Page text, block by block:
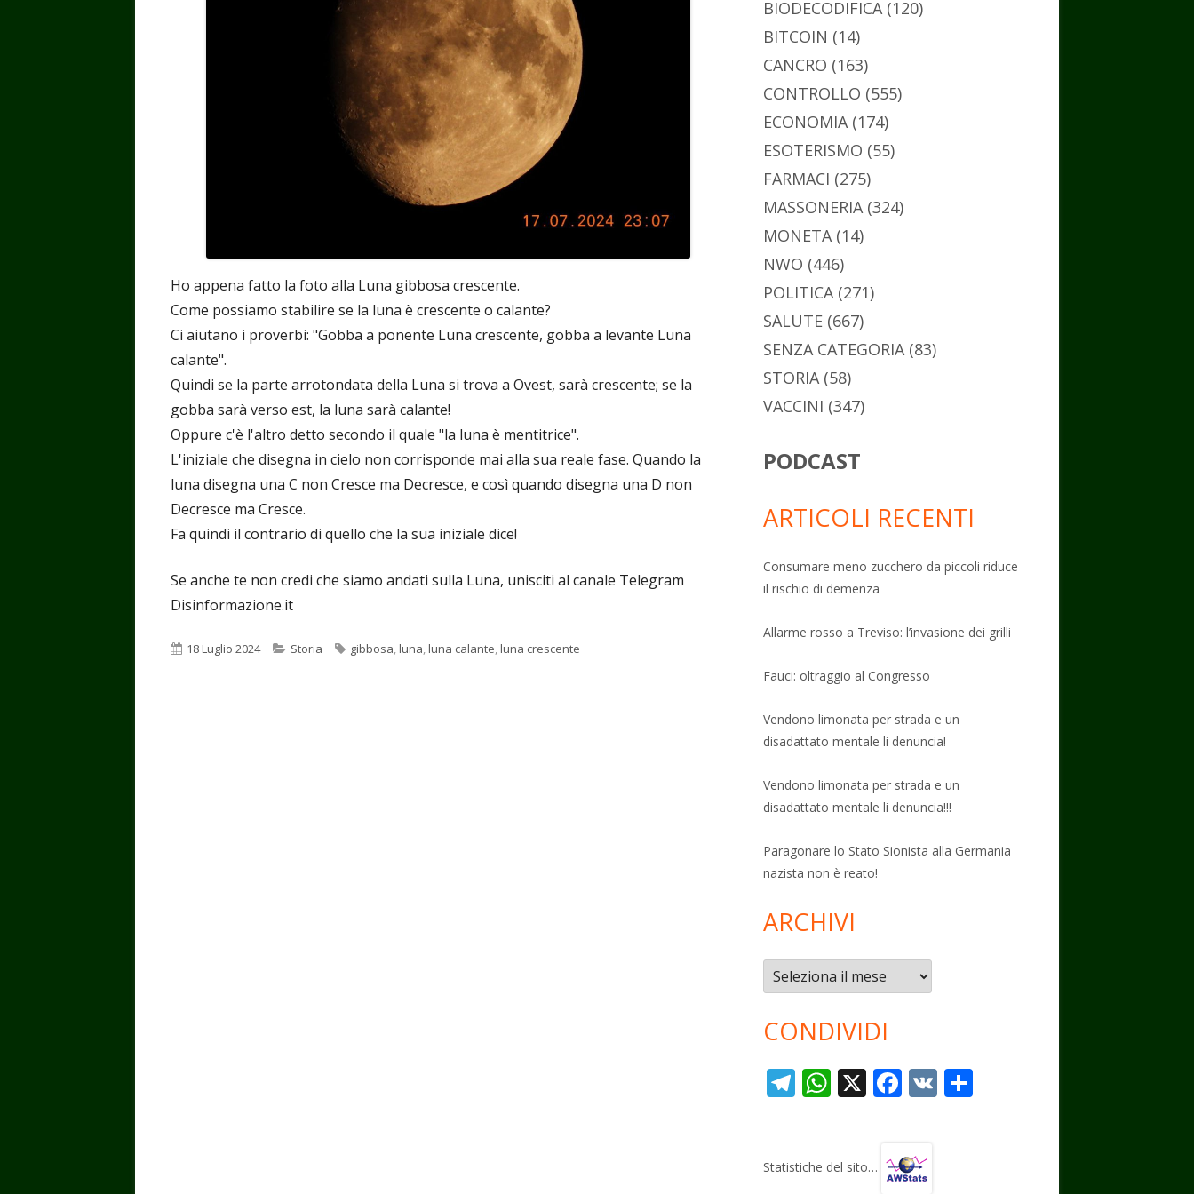
Ho appena fatto la foto alla Luna gibbosa crescente.
Come possiamo stabilire se la luna è crescente o calante?
Ci aiutano i proverbi: "Gobba a ponente Luna crescente, gobba a levante Luna
calante".
Quindi se la parte arrotondata della Luna si trova a Ovest, sarà crescente; se la
gobba sarà verso est, la luna sarà calante!
Oppure c'è l'altro detto secondo il quale "la luna è mentitrice".
L'iniziale che disegna in cielo non corrisponde mai alla sua reale fase. Quando la
luna disegna una C non Cresce ma Decresce, e così quando disegna una D non
Decresce ma Cresce.
Fa quindi il contrario di quello che la sua iniziale dice!
Se anche te non credi che siamo andati sulla Luna, unisciti al canale Telegram
Disinformazione.it
Pubblicato
18 Luglio 2024 Categorie
Storia Tag
gibbosa,luna,luna calante,luna crescente
BIODECODIFICA(120)
BITCOIN (14)
CANCRO (163)
CONTROLLO (555)
ECONOMIA(174)
ESOTERISMO (55)
FARMACI (275)
MASSONERIA(324)
MONETA(14)
NWO (446)
POLITICA(271)
SALUTE (667)
SENZA CATEGORIA(83)
STORIA(58)
VACCINI (347)
PODCAST
ARTICOLI RECENTI
Consumare meno zucchero da piccoli riduce
il rischio di demenza
Allarme rosso a Treviso: l’invasione dei grilli
Fauci: oltraggio al Congresso
Vendono limonata per strada e un
disadattato mentale li denuncia!
Vendono limonata per strada e un
disadattato mentale li denuncia!!!
Paragonare lo Stato Sionista alla Germania
nazista non è reato!
ARCHIVI
Archivi
CONDIVIDI
T
gr
W
s
X F
b
V
Statistiche del sito…